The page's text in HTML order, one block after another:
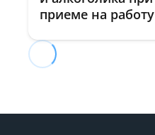
приеме на работу